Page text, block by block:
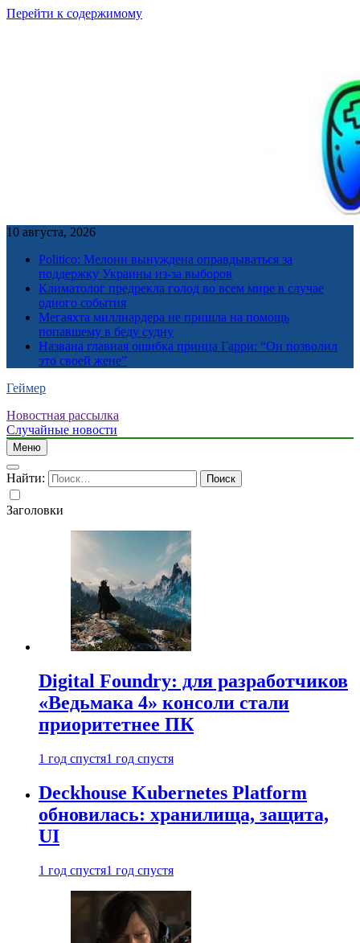
Перейти к содержимому
10 августа, 2026
Politico: Мелони вынуждена оправдываться за
поддержку Украины из-за выборов
Климатолог предрекла голод во всем мире в случае
одного события
Мегаяхта миллиардера не пришла на помощь
попавшему в беду судну
Названа главная ошибка принца Гарри: “Он позволил
это своей жене”
Геймер
Новостная рассылка
Случайные новости
Меню
Найти:
Заголовки
Digital Foundry: для разработчиков
«Ведьмака 4» консоли стали
приоритетнее ПК
1 год спустя1 год спустя
Deckhouse Kubernetes Platform
обновилась: хранилища, защита,
UI
1 год спустя1 год спустя